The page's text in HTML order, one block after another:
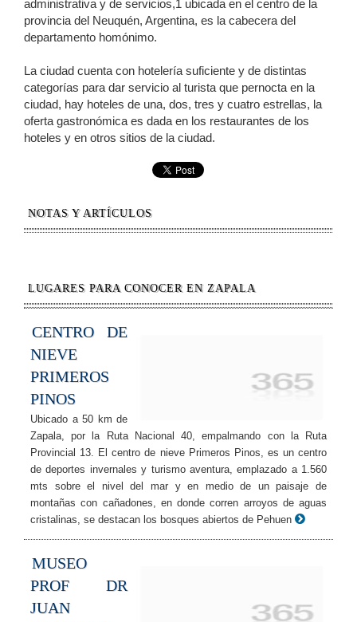
administrativa y de servicios,1 ubicada en el centro de la
provincia del Neuquén, Argentina, es la cabecera del
departamento homónimo.
La ciudad cuenta con hotelería suficiente y de distintas
categorías para dar servicio al turista que pernocta en la
ciudad, hay hoteles de una, dos, tres y cuatro estrellas, la
oferta gastronómica es dada en los restaurantes de los
hoteles y en otros sitios de la ciudad.
NOTAS Y ARTÍCULOS
LUGARES PARA CONOCER EN ZAPALA
CENTRO DE
NIEVE
PRIMEROS
PINOS
Ubicado a 50 km de
Zapala, por la Ruta Nacional 40, empalmando con la Ruta
Provincial 13. El centro de nieve Primeros Pinos, es un centro
de deportes invernales y turismo aventura, emplazado a 1.560
mts sobre el nivel del mar y en medio de un paisaje de
montañas con cañadones, en donde corren arroyos de aguas
cristalinas, se destacan los bosques abiertos de Pehuen
MUSEO
PROF DR
JUAN